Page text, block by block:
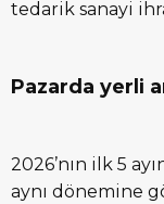
tedarik sanayi
Pazarda yerli
2026’nın ilk 5
aynı dönemine